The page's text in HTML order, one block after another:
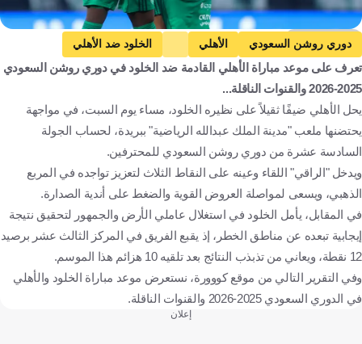
Getty Images
دوري روشن السعودي الأهلي
الخلود ضد الأهلي
الخلود
المملكة العربية السعودية كرة قدم
تعرف على موعد مباراة الأهلي القادمة ضد الخلود في دوري روشن السعودي
2025-2026 والقنوات الناقلة...
يحل الأهلي ضيفًا ثقيلاً على نظيره الخلود، مساء يوم السبت، في مواجهة
يحتضنها ملعب "مدينة الملك عبدالله الرياضية" ببريدة، لحساب الجولة
السادسة عشرة من دوري روشن السعودي للمحترفين.
ويدخل "الراقي" اللقاء وعينه على النقاط الثلاث لتعزيز تواجده في المربع
الذهبي، ويسعى لمواصلة العروض القوية والضغط على أندية الصدارة.
في المقابل، يأمل الخلود في استغلال عاملي الأرض والجمهور لتحقيق نتيجة
إيجابية تبعده عن مناطق الخطر، إذ يقبع الفريق في المركز الثالث عشر برصيد
12 نقطة، ويعاني من تذبذب النتائج بعد تلقيه 10 هزائم هذا الموسم.
وفي التقرير التالي من موقع كووورة، نستعرض موعد مباراة الخلود والأهلي
في الدوري السعودي 2025-2026 والقنوات الناقلة.
إعلان